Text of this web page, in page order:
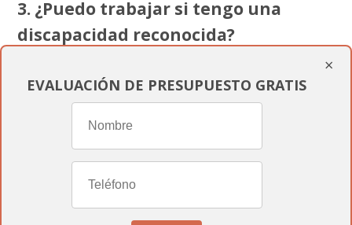
3. ¿Puedo trabajar si tengo una
discapacidad reconocida?
Sí, las personas con discapacidad pueden
facilitar su desempeño laboral.
4. ¿Qué derechos tengo como
×
EVALUACIÓN DE PRESUPUESTO GRATIS